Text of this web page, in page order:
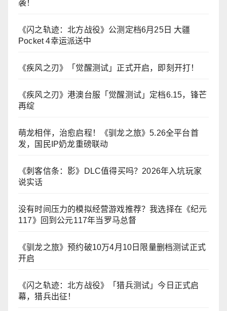
袭！
《闪之轨迹：北方战役》公测定档6月25日 大疆
Pocket 4幸运派送中
《疾风之刃》「觉醒测试」正式开启，即刻开打！
《疾风之刃》港澳台服「觉醒测试」定档6.15，锋芒
再绽
萌龙相伴，治愈启程！《驯龙之旅》5.26全平台首
发，国民IP奶龙重磅联动
《刺客信条：影》DLC值得买吗？2026年入坑玩家
说实话
没有时间压力的模拟经营游戏推荐？我选择在《纪元
117》回到公元117年当罗马总督
《驯龙之旅》预约破10万4月10日限量删档测试正式
开启
《闪之轨迹：北方战役》「猎兵测试」今日正式启
幕，猎兵出征！